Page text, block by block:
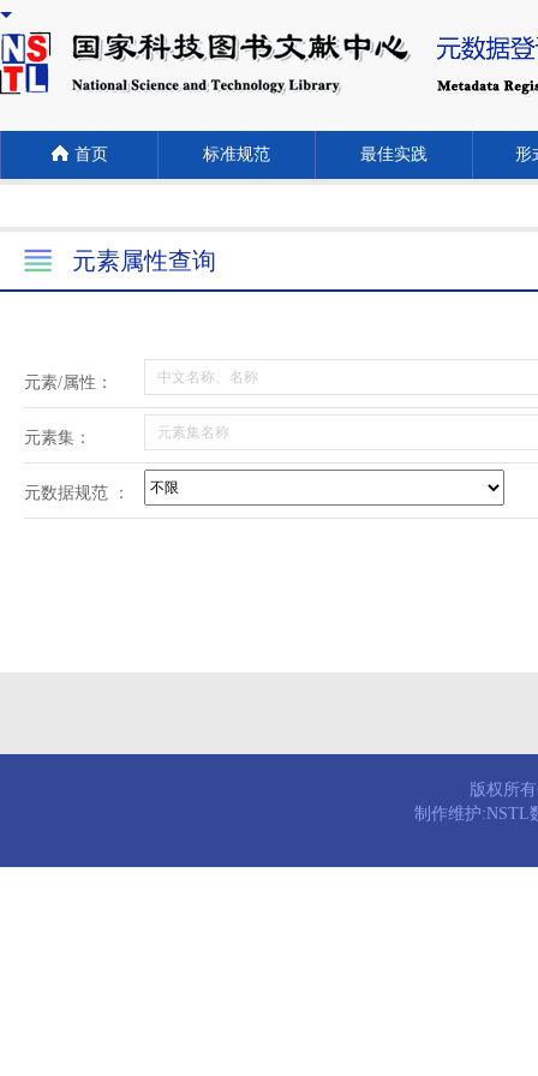
首页 标准规范 最佳实践 形
元素属性查询
元素/属性：
元素集：
元数据规范 ：
版权所
制作维护:NSTL